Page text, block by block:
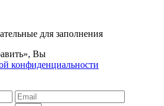
для заполнения
Вы
конфиденциальности